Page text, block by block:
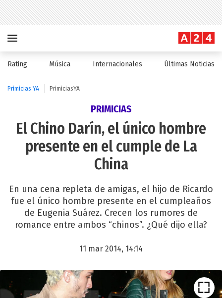
Rating Música Internacionales Últimas Noticias
Primicias YA PrimiciasYA
PRIMICIAS
El Chino Darín, el único hombre
presente en el cumple de La
China
En una cena repleta de amigas, el hijo de Ricardo
fue el único hombre presente en el cumpleaños
de Eugenia Suárez. Crecen los rumores de
romance entre ambos “chinos”. ¿Qué dijo ella?
11 mar 2014, 14:14